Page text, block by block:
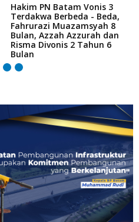
Hakim PN Batam Vonis 3
Terdakwa Berbeda - Beda,
Fahrurazi Muazamsyah 8
Bulan, Azzah Azzurah dan
Risma Divonis 2 Tahun 6
Bulan